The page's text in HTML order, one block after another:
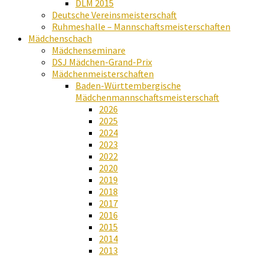
DLM 2015
Deutsche Vereinsmeisterschaft
Ruhmeshalle – Mannschaftsmeisterschaften
Mädchenschach
Mädchenseminare
DSJ Mädchen-Grand-Prix
Mädchenmeisterschaften
Baden-Württembergische
Mädchenmannschaftsmeisterschaft
2026
2025
2024
2023
2022
2020
2019
2018
2017
2016
2015
2014
2013